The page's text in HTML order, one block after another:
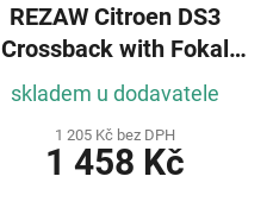
REZAW Citroen DS3
Crossback with Fokal
sound system 2019-
skladem u dodavatele
1 205 Kč bez DPH
1 458 Kč